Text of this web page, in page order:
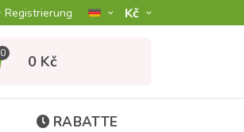
Registrierung Kč­
0 0 Kč
RABATTE